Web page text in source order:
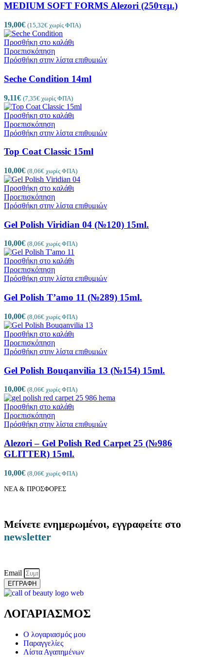
MEDIUM SOFT FORMS Alezori (250τεμ.)
19,00€ (15,32€ χωρίς ΦΠΑ)
Προσθήκη στο καλάθι
Προεπισκόπηση
Πρόσθήκη στην λίστα επιθυμιών
Seche Condition 14ml
9,11€ (7,35€ χωρίς ΦΠΑ)
Προσθήκη στο καλάθι
Προεπισκόπηση
Πρόσθήκη στην λίστα επιθυμιών
Top Coat Classic 15ml
10,00€ (8,06€ χωρίς ΦΠΑ)
Προσθήκη στο καλάθι
Προεπισκόπηση
Πρόσθήκη στην λίστα επιθυμιών
Gel Polish Viridian 04 (№120) 15ml.
10,00€ (8,06€ χωρίς ΦΠΑ)
Προσθήκη στο καλάθι
Προεπισκόπηση
Πρόσθήκη στην λίστα επιθυμιών
Gel Polish T’amo 11 (№289) 15ml.
10,00€ (8,06€ χωρίς ΦΠΑ)
Προσθήκη στο καλάθι
Προεπισκόπηση
Πρόσθήκη στην λίστα επιθυμιών
Gel Polish Bouqanvilia 13 (№154) 15ml.
10,00€ (8,06€ χωρίς ΦΠΑ)
Προσθήκη στο καλάθι
Προεπισκόπηση
Πρόσθήκη στην λίστα επιθυμιών
Alezori – Gel Polish Red Carpet 25 (№986
GLITTER) 15ml.
10,00€ (8,06€ χωρίς ΦΠΑ)
ΝΕΑ & ΠΡΟΣΦΟΡΕΣ
Μείνετε ενημερωμένοι, εγγραφείτε στο
newsletter
Email
ΕΓΓΡΑΦΗ
ΛΟΓΑΡΙΑΣΜΟΣ
Ο λογαριασμός μου
Παραγγελίες
Λίστα Αγαπημένων